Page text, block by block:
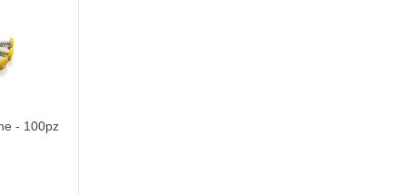
quindi non possono essere
Aggiungi al Carrello
- 100pz